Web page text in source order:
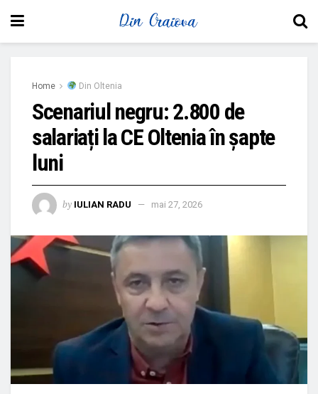
Home Din Oltenia
Scenariul negru: 2.800 de
salariați la CE Oltenia în șapte
luni
by IULIAN RADU mai 27, 2026